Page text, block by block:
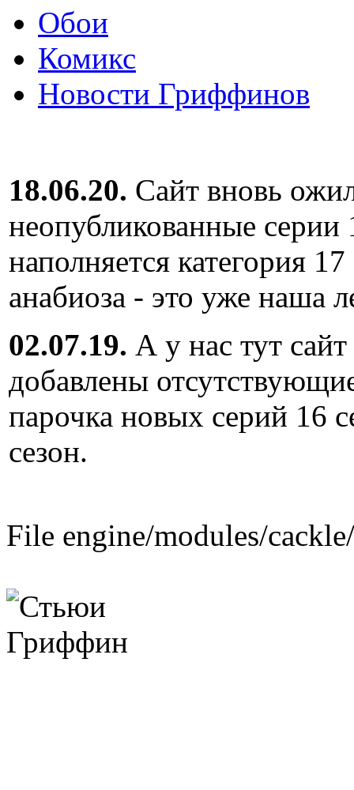
Обои
Комикс
Новости Гриффинов
18.06.20. Сайт вновь
неопубликованные серии
наполняется категория
анабиоза - это уже наша
02.07.19. А у нас тут
добавлены
парочка новых серий 16
сезон.
File engine/modules/